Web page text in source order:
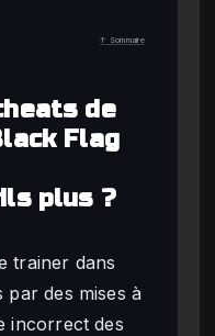
↑ Sommaire
de
Flag
plus ?
trainer dans
par des mises à
incorrect des